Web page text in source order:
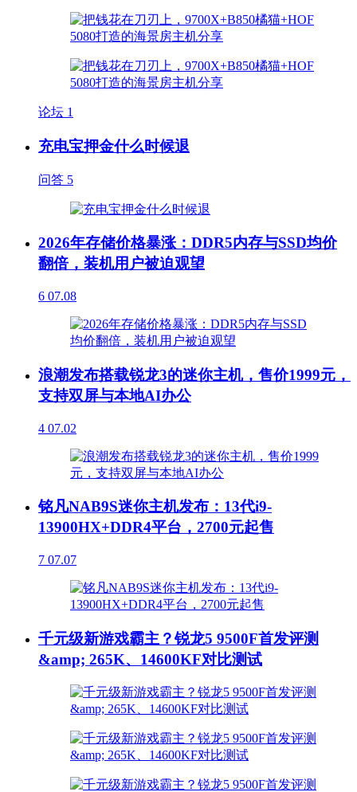
论坛 1
充电宝押金什么时候退
问答 5
2026年存储价格暴涨：DDR5内存与SSD均价
翻倍，装机用户被迫观望
6 07.08
浪潮发布搭载锐龙3的迷你主机，售价1999元，
支持双屏与本地AI办公
4 07.02
铭凡NAB9S迷你主机发布：13代i9-
13900HX+DDR4平台，2700元起售
7 07.07
千元级新游戏霸主？锐龙5 9500F首发评测
&amp; 265K、14600KF对比测试